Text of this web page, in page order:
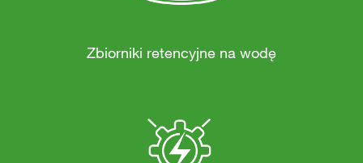
Zbiorniki retencyjne na wodę